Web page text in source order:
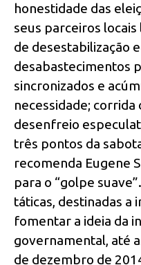
honestidade das
seus parceiros
de desestabilização
desabastecimentos
sincronizados e
necessidade;
desenfreio
três pontos da
recomenda Eugene
para o “golpe
táticas, destinadas a
fomentar a ideia da
governamental, até
de dezembro de